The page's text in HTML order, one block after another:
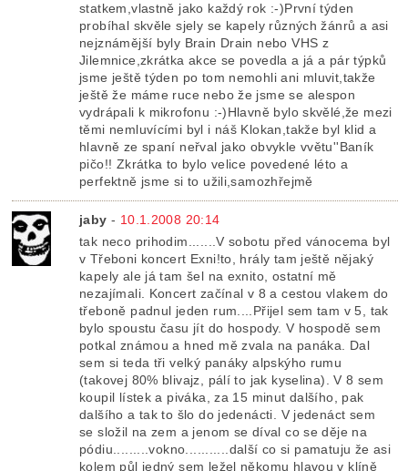
statkem,vlastně jako každý rok :-)První týden
probíhal skvěle sjely se kapely různých žánrů a asi
nejznámější byly Brain Drain nebo VHS z
Jilemnice,zkrátka akce se povedla a já a pár týpků
jsme ještě týden po tom nemohli ani mluvit,takže
ještě že máme ruce nebo že jsme se alespon
vydrápali k mikrofonu :-)Hlavně bylo skvělé,že mezi
těmi nemluvícími byl i náš Klokan,takže byl klid a
hlavně ze spaní neřval jako obvykle vvětu''Baník
pičo!! Zkrátka to bylo velice povedené léto a
perfektně jsme si to užili,samozhřejmě
jaby - 10.1.2008 20:14
tak neco prihodim.......V sobotu před vánocema byl
v Třeboni koncert Exni!to, hrály tam ještě nějaký
kapely ale já tam šel na exnito, ostatní mě
nezajímali. Koncert začínal v 8 a cestou vlakem do
třeboně padnul jeden rum....Přijel sem tam v 5, tak
bylo spoustu času jít do hospody. V hospodě sem
potkal známou a hned mě zvala na panáka. Dal
sem si teda tři velký panáky alpskýho rumu
(takovej 80% blivajz, pálí to jak kyselina). V 8 sem
koupil lístek a piváka, za 15 minut dalšího, pak
dalšího a tak to šlo do jedenácti. V jedenáct sem
se složil na zem a jenom se díval co se děje na
pódiu.........vokno...........další co si pamatuju že asi
kolem půl jedný sem ležel někomu hlavou v klíně